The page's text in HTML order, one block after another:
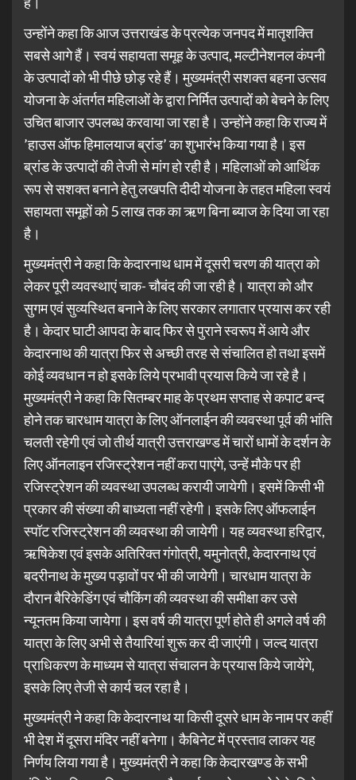
उन्होंने कहा कि आज उत्तराखंड के प्रत्येक जनपद में मातृशक्ति
सबसे आगे हैं। स्वयं सहायता समूह के उत्पाद, मल्टीनेशनल कंपनी
के उत्पादों को भी पीछे छोड़ रहे हैं। मुख्यमंत्री सशक्त बहना उत्सव
योजना के अंतर्गत महिलाओं के द्वारा निर्मित उत्पादों को बेचने के लिए
उचित बाजार उपलब्ध करवाया जा रहा है। उन्होंने कहा कि राज्य में
’हाउस ऑफ हिमालयाज ब्रांड’ का शुभारंभ किया गया है। इस
ब्रांड के उत्पादों की तेजी से मांग हो रही है। महिलाओं को आर्थिक
रूप से सशक्त बनाने हेतु लखपति दीदी योजना के तहत महिला स्वयं
सहायता समूहों को 5 लाख तक का ऋण बिना ब्याज के दिया जा रहा
है।
मुख्यमंत्री ने कहा कि केदारनाथ धाम में दूसरी चरण की यात्रा को
लेकर पूरी व्यवस्थाएं चाक- चौबंद की जा रही है। यात्रा को और
सुगम एवं सुव्यस्थित बनाने के लिए सरकार लगातार प्रयास कर रही
है। केदार घाटी आपदा के बाद फिर से पुराने स्वरूप में आये और
केदारनाथ की यात्रा फिर से अच्छी तरह से संचालित हो तथा इसमें
कोई व्यवधान न हो इसके लिये प्रभावी प्रयास किये जा रहे है।
मुख्यमंत्री ने कहा कि सितम्बर माह के प्रथम सप्ताह से कपाट बन्द
होने तक चारधाम यात्रा के लिए ऑनलाईन की व्यवस्था पूर्व की भांति
चलती रहेगी एवं जो तीर्थ यात्री उत्तराखण्ड में चारों धामों के दर्शन के
लिए ऑनलाइन रजिस्ट्रेशन नहीं करा पाएंगे, उन्हें मौके पर ही
रजिस्ट्रेशन की व्यवस्था उपलब्ध करायी जायेगी। इसमें किसी भी
प्रकार की संख्या की बाध्यता नहीं रहेगी। इसके लिए ऑफलाईन
स्पॉट रजिस्ट्रेशन की व्यवस्था की जायेगी। यह व्यवस्था हरिद्वार,
ऋषिकेश एवं इसके अतिरिक्त गंगोत्री, यमुनोत्री, केदारनाथ एवं
बदरीनाथ के मुख्य पड़ावों पर भी की जायेगी। चारधाम यात्रा के
दौरान बैरिकेडिंग एवं चौकिंग की व्यवस्था की समीक्षा कर उसे
न्यूनतम किया जायेगा। इस वर्ष की यात्रा पूर्ण होते ही अगले वर्ष की
यात्रा के लिए अभी से तैयारियां शुरू कर दी जाएंगी। जल्द यात्रा
प्राधिकरण के माध्यम से यात्रा संचालन के प्रयास किये जायेंगे,
इसके लिए तेजी से कार्य चल रहा है।
मुख्यमंत्री ने कहा कि केदारनाथ या किसी दूसरे धाम के नाम पर कहीं
भी देश में दूसरा मंदिर नहीं बनेगा। कैबिनेट में प्रस्ताव लाकर यह
निर्णय लिया गया है। मुख्यमंत्री ने कहा कि केदारखण्ड के सभी